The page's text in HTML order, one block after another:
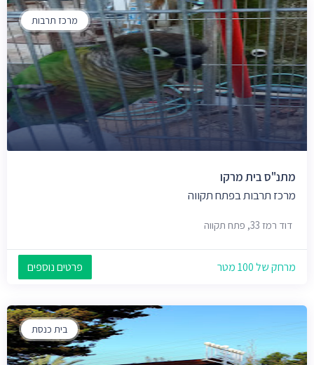
מרכז תרבות
מתנ"ס בית מרקו
מרכז תרבות בפתח תקווה
דוד רמז 33, פתח תקווה
מרחק של 100 מטר פרטים נוספים
בית כנסת